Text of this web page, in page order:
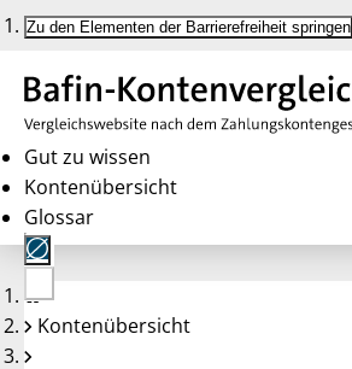
Zu den Elementen der Barrierefreiheit springen
Gut zu wissen
Kontenübersicht
Glossar
Keine
Konten
Kontenübersicht